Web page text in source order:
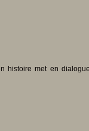
histoire met en